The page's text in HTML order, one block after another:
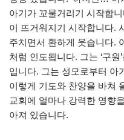
아기가 꼬물거리기 시작합
이 뜨거워지기 시작합니다.
주치면서 환하게 웃습니다.
처럼 인도됩니다. 그는 ‘구
입니다. 그는 성모로부터 아
이렇게 기도와 찬양을 바쳐
교회에 얼마나 강력한 영향
아져 있습니다.